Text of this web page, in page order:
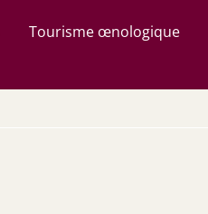
Tourisme œnologique